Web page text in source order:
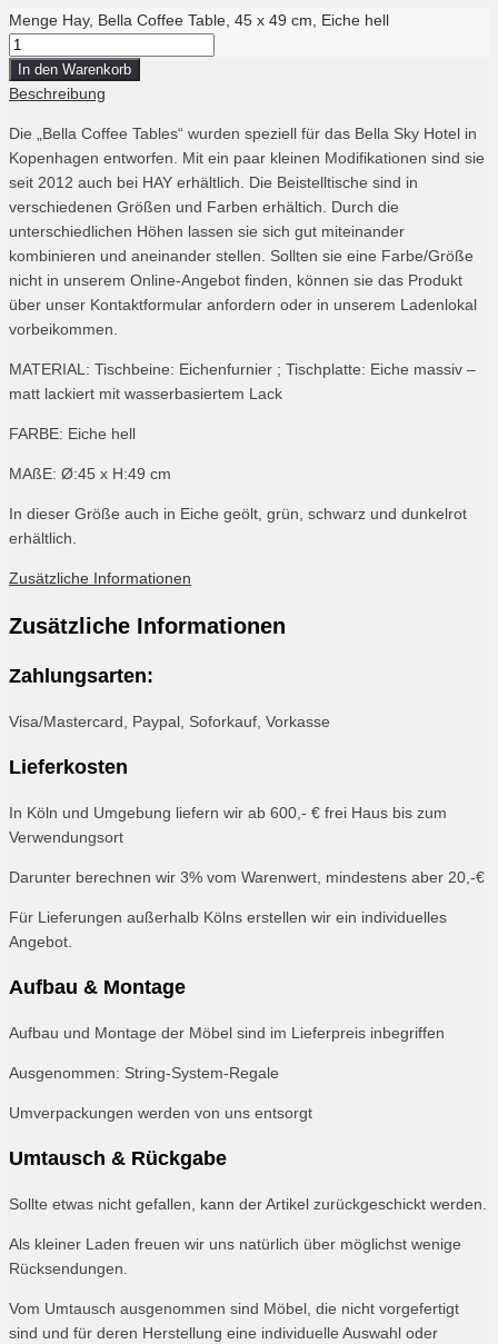
Menge Hay, Bella Coffee Table, 45 x 49 cm, Eiche hell
In den Warenkorb
Beschreibung
Die „Bella Coffee Tables“ wurden speziell für das Bella Sky Hotel in
Kopenhagen entworfen. Mit ein paar kleinen Modifikationen sind sie
seit 2012 auch bei HAY erhältlich. Die Beistelltische sind in
verschiedenen Größen und Farben erhältich. Durch die
unterschiedlichen Höhen lassen sie sich gut miteinander
kombinieren und aneinander stellen. Sollten sie eine Farbe/Größe
nicht in unserem Online-Angebot finden, können sie das Produkt
über unser Kontaktformular anfordern oder in unserem Ladenlokal
vorbeikommen.
MATERIAL: Tischbeine: Eichenfurnier ; Tischplatte: Eiche massiv –
matt lackiert mit wasserbasiertem Lack
FARBE: Eiche hell
MAßE: Ø:45 x H:49 cm
In dieser Größe auch in Eiche geölt, grün, schwarz und dunkelrot
erhältlich.
Zusätzliche Informationen
Zusätzliche Informationen
Zahlungsarten:
Visa/Mastercard, Paypal, Soforkauf, Vorkasse
Lieferkosten
In Köln und Umgebung liefern wir ab 600,- € frei Haus bis zum
Verwendungsort
Darunter berechnen wir 3% vom Warenwert, mindestens aber 20,-€
Für Lieferungen außerhalb Kölns erstellen wir ein individuelles
Angebot.
Aufbau & Montage
Aufbau und Montage der Möbel sind im Lieferpreis inbegriffen
Ausgenommen: String-System-Regale
Umverpackungen werden von uns entsorgt
Umtausch & Rückgabe
Sollte etwas nicht gefallen, kann der Artikel zurückgeschickt werden.
Als kleiner Laden freuen wir uns natürlich über möglichst wenige
Rücksendungen.
Vom Umtausch ausgenommen sind Möbel, die nicht vorgefertigt
sind und für deren Herstellung eine individuelle Auswahl oder